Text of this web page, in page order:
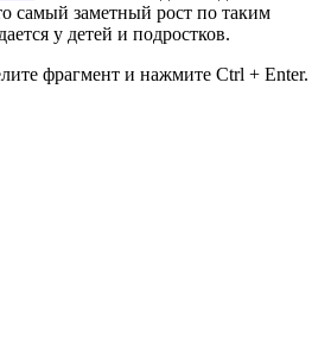
самый заметный рост по таким
у детей и подростков.
фрагмент и нажмите Ctrl + Enter.